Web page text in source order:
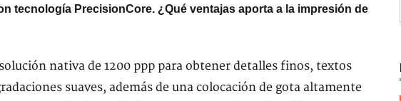
tecnología PrecisionCore. ¿Qué ventajas aporta a la impresión de
nativa de 1200 ppp para obtener detalles finos, textos
suaves, además de una colocación de gota altamente